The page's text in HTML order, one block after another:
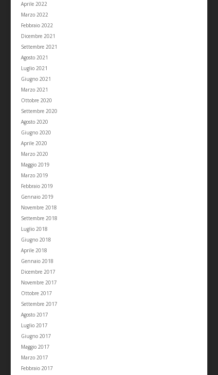
Aprile 2022
Marzo 2022
Febbraio 2022
Dicembre 2021
Settembre 2021
Agosto 2021
Luglio 2021
Giugno 2021
Marzo 2021
Ottobre 2020
Settembre 2020
Agosto 2020
Giugno 2020
Aprile 2020
Marzo 2020
Maggio 2019
Marzo 2019
Febbraio 2019
Gennaio 2019
Novembre 2018
Settembre 2018
Luglio 2018
Giugno 2018
Aprile 2018
Gennaio 2018
Dicembre 2017
Novembre 2017
Ottobre 2017
Settembre 2017
Agosto 2017
Luglio 2017
Giugno 2017
Maggio 2017
Marzo 2017
Febbraio 2017